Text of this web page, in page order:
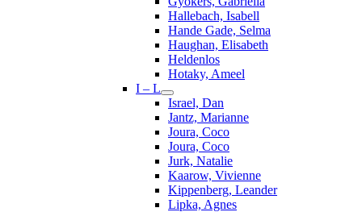
Hallebach, Isabell
Hande Gade, Selma
Haughan, Elisabeth
Heldenlos
Hotaky, Ameel
I – L
Israel, Dan
Jantz, Marianne
Joura, Coco
Joura, Coco
Jurk, Natalie
Kaarow, Vivienne
Kippenberg, Leander
Lipka, Agnes